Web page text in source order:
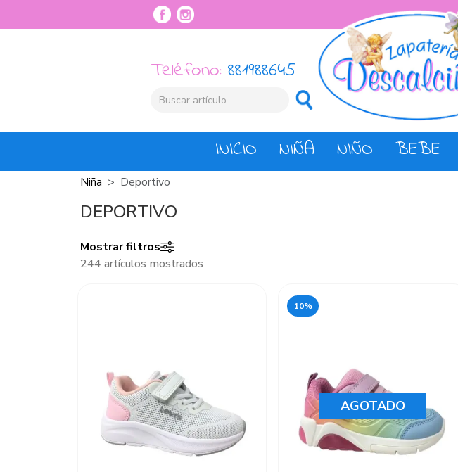
Teléfono: 881988645
INICIO NIÑA NIÑO BEBE
Niña Deportivo
DEPORTIVO
Mostrar filtros
244 artículos mostrados
10%
AGOTADO